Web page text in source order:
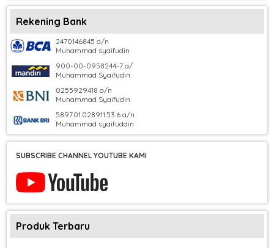
Rekening Bank
2470146845 a/n
Muhammad syaifudin
900-00-0958244-7 a/
Muhammad Syaifudin
0255929418 a/n
Muhammad Syaifudin
5897.01.028911.53.6 a/n
Muhammad syaifuddin
SUBSCRIBE CHANNEL YOUTUBE KAMI
Produk Terbaru